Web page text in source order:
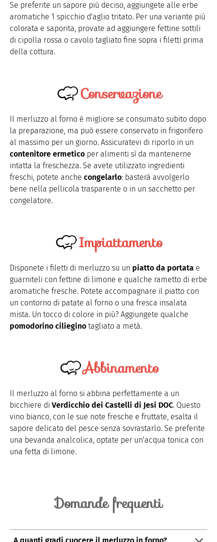
Se preferite un sapore più deciso, aggiungete alle erbe
aromatiche 1 spicchio d'aglio tritato. Per una variante più
colorata e saporita, provate ad aggiungere fettine sottili
di cipolla rossa o cavolo tagliato fine sopra i filetti prima
della cottura.
Conservazione
Il merluzzo al forno è migliore se consumato subito dopo
la preparazione, ma può essere conservato in frigorifero
al massimo per un giorno. Assicuratevi di riporlo in un
contenitore ermetico per alimenti sì da mantenerne
intatta la freschezza. Se avete utilizzato ingredienti
freschi, potete anche congelarlo: basterà avvolgerlo
bene nella pellicola trasparente o in un sacchetto per
congelatore.
Impiattamento
Disponete i filetti di merluzzo su un piatto da portata e
guarniteli con fettine di limone e qualche rametto di erbe
aromatiche fresche. Potete accompagnare il piatto con
un contorno di patate al forno o una fresca insalata
mista. Un tocco di colore in più? Aggiungete qualche
pomodorino ciliegino tagliato a metà.
Abbinamento
Il merluzzo al forno si abbina perfettamente a un
bicchiere di Verdicchio dei Castelli di Jesi DOC. Questo
vino bianco, con le sue note fresche e fruttate, esalta il
sapore delicato del pesce senza sovrastarlo. Se preferite
una bevanda analcolica, optate per un'acqua tonica con
una fetta di limone.
Domande frequenti